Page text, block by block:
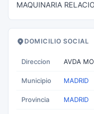
MAQUINARIA
DOMICILIO SOCIAL
Direccion AVDA
Municipio MADRID
Provincia MADRID